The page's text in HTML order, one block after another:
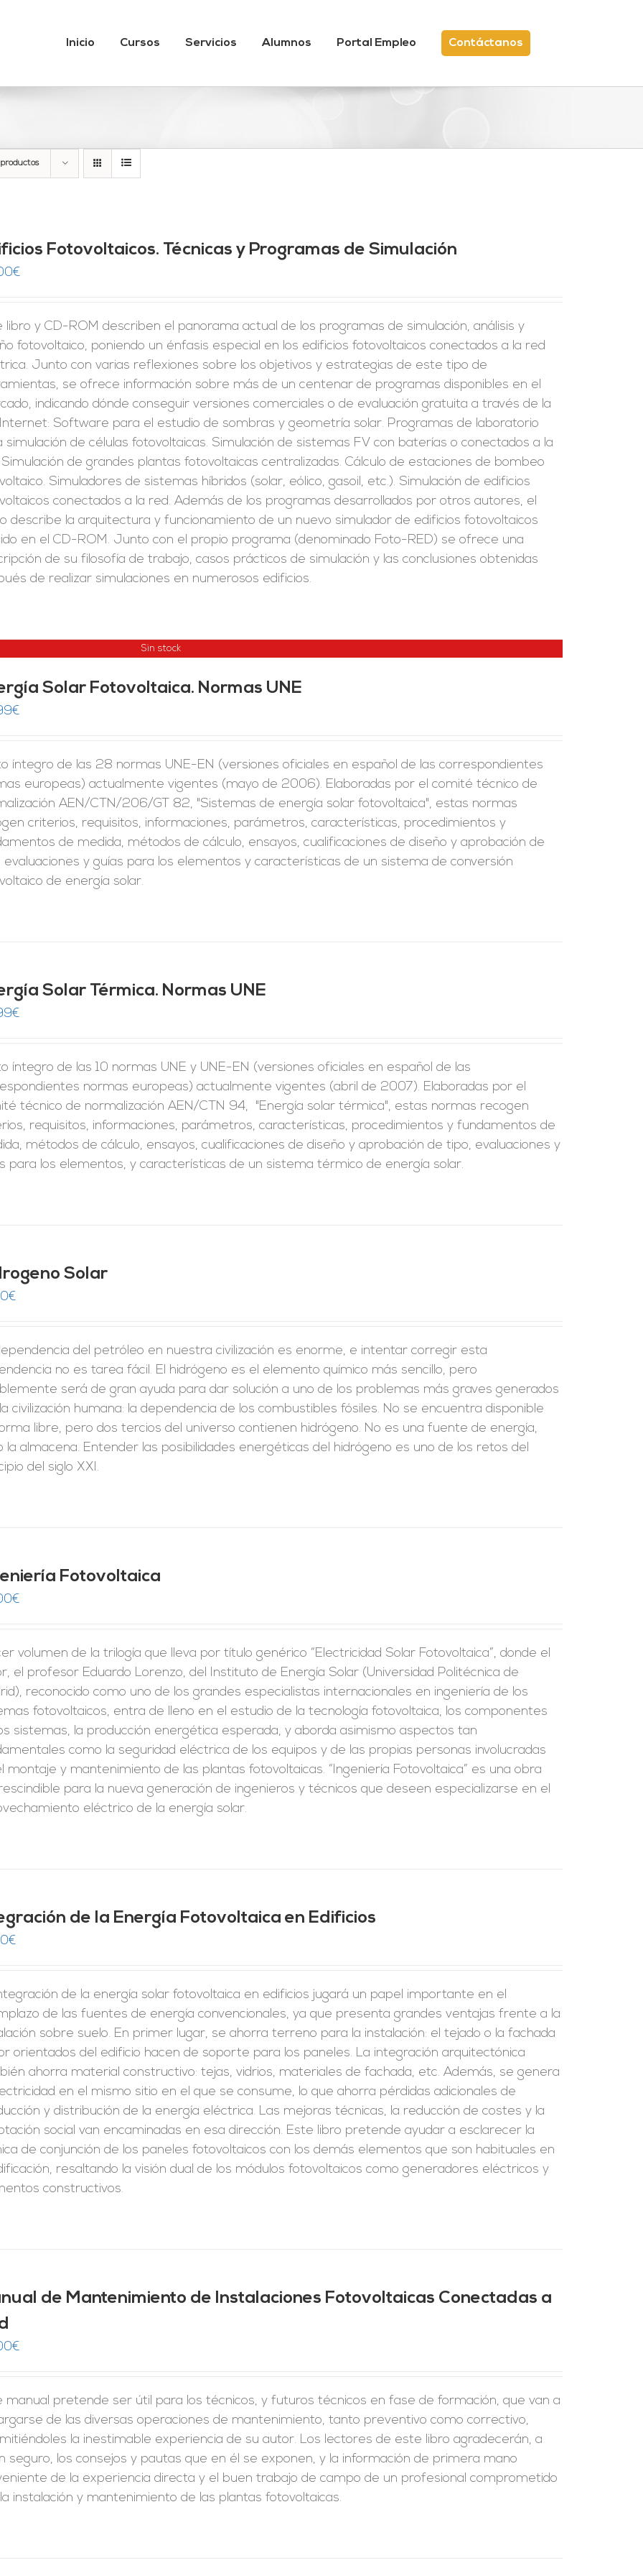
Inicio Cursos Servicios Alumnos Portal Empleo Contáctanos
Fotovoltaicos. Técnicas y Programas de Simulación
€
libro y CD-ROM describen el panorama actual de los programas de simulación, análisis y
fotovoltaico, poniendo un énfasis especial en los edificios fotovoltaicos conectados a la red
Junto con varias reflexiones sobre los objetivos y estrategias de este tipo de
se ofrece información sobre más de un centenar de programas disponibles en el
indicando dónde conseguir versiones comerciales o de evaluación gratuita a través de la
Software para el estudio de sombras y geometría solar. Programas de laboratorio
simulación de células fotovoltaicas. Simulación de sistemas FV con baterías o conectados a la
de grandes plantas fotovoltaicas centralizadas. Cálculo de estaciones de bombeo
Simuladores de sistemas híbridos (solar, eólico, gasoil, etc.). Simulación de edificios
conectados a la red. Además de los programas desarrollados por otros autores, el
describe la arquitectura y funcionamiento de un nuevo simulador de edificios fotovoltaicos
en el CD-ROM. Junto con el propio programa (denominado Foto-RED) se ofrece una
de su filosofía de trabajo, casos prácticos de simulación y las conclusiones obtenidas
de realizar simulaciones en numerosos edificios.
Sin stock
Solar Fotovoltaica. Normas UNE
€
íntegro de las 28 normas UNE-EN (versiones oficiales en español de las correspondientes
europeas) actualmente vigentes (mayo de 2006). Elaboradas por el comité técnico de
AEN/CTN/206/GT 82, "Sistemas de energía solar fotovoltaica", estas normas
criterios, requisitos, informaciones, parámetros, características, procedimientos y
de medida, métodos de cálculo, ensayos, cualificaciones de diseño y aprobación de
evaluaciones y guías para los elementos y características de un sistema de conversión
de energía solar.
Solar Térmica. Normas UNE
€
íntegro de las 10 normas UNE y UNE-EN (versiones oficiales en español de las
normas europeas) actualmente vigentes (abril de 2007). Elaboradas por el
técnico de normalización AEN/CTN 94, "Energía solar térmica", estas normas recogen
requisitos, informaciones, parámetros, características, procedimientos y fundamentos de
métodos de cálculo, ensayos, cualificaciones de diseño y aprobación de tipo, evaluaciones y
para los elementos, y características de un sistema térmico de energía solar.
Solar
€
del petróleo en nuestra civilización es enorme, e intentar corregir esta
no es tarea fácil. El hidrógeno es el elemento químico más sencillo, pero
será de gran ayuda para dar solución a uno de los problemas más graves generados
civilización humana: la dependencia de los combustibles fósiles. No se encuentra disponible
libre, pero dos tercios del universo contienen hidrógeno. No es una fuente de energía,
la almacena. Entender las posibilidades energéticas del hidrógeno es uno de los retos del
del siglo XXI.
Fotovoltaica
€
volumen de la trilogía que lleva por título genérico “Electricidad Solar Fotovoltaica”, donde el
el profesor Eduardo Lorenzo, del Instituto de Energía Solar (Universidad Politécnica de
reconocido como uno de los grandes especialistas internacionales en ingeniería de los
fotovoltaicos, entra de lleno en el estudio de la tecnología fotovoltaica, los componentes
sistemas, la producción energética esperada, y aborda asimismo aspectos tan
como la seguridad eléctrica de los equipos y de las propias personas involucradas
montaje y mantenimiento de las plantas fotovoltaicas. “Ingeniería Fotovoltaica” es una obra
para la nueva generación de ingenieros y técnicos que deseen especializarse en el
eléctrico de la energía solar.
de la Energía Fotovoltaica en Edificios
€
de la energía solar fotovoltaica en edificios jugará un papel importante en el
de las fuentes de energía convencionales, ya que presenta grandes ventajas frente a la
sobre suelo. En primer lugar, se ahorra terreno para la instalación: el tejado o la fachada
orientados del edificio hacen de soporte para los paneles. La integración arquitectónica
ahorra material constructivo: tejas, vidrios, materiales de fachada, etc. Además, se genera
en el mismo sitio en el que se consume, lo que ahorra pérdidas adicionales de
y distribución de la energía eléctrica. Las mejoras técnicas, la reducción de costes y la
social van encaminadas en esa dirección. Este libro pretende ayudar a esclarecer la
de conjunción de los paneles fotovoltaicos con los demás elementos que son habituales en
resaltando la visión dual de los módulos fotovoltaicos como generadores eléctricos y
constructivos.
de Mantenimiento de Instalaciones Fotovoltaicas Conectadas a
€
manual pretende ser útil para los técnicos, y futuros técnicos en fase de formación, que van a
de las diversas operaciones de mantenimiento, tanto preventivo como correctivo,
la inestimable experiencia de su autor. Los lectores de este libro agradecerán, a
seguro, los consejos y pautas que en él se exponen, y la información de primera mano
de la experiencia directa y el buen trabajo de campo de un profesional comprometido
instalación y mantenimiento de las plantas fotovoltaicas.